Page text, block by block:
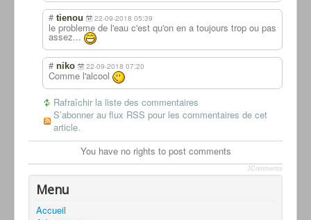
# tienou 22-09-2018 05:39
le probleme de l'eau c'est qu'on en a toujours trop ou pas
assez...
# niko 22-09-2018 07:20
Comme l'alcool
Rafraîchir la liste des commentaires
S’abonner au flux RSS pour les commentaires de cet
article.
You have no rights to post comments
JComments
Menu
Accueil